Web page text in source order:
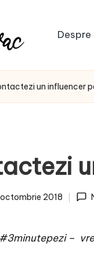
un influencer
2018
–